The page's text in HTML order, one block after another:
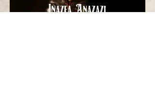
Inazea Anazazi